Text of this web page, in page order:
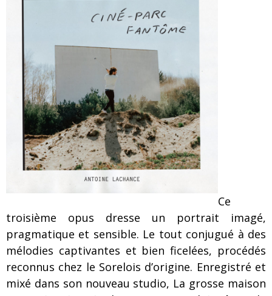
Ce
troisième opus dresse un portrait imagé,
pragmatique et sensible. Le tout conjugué à des
mélodies captivantes et bien ficelées, procédés
reconnus chez le Sorelois d’origine. Enregistré et
mixé dans son nouveau studio, La grosse maison